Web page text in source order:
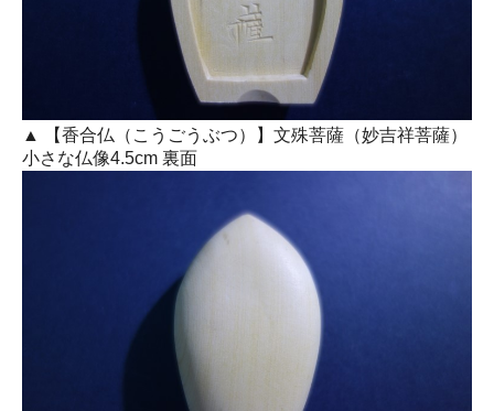
▲ 【香合仏（こうごうぶつ）】文殊菩薩（妙吉祥菩薩）
小さな仏像4.5cm 裏面